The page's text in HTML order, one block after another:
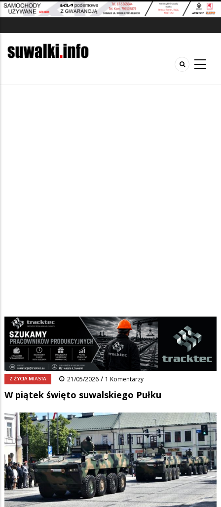
Ścieżka
nawigacyjna
Strona główna Wiadomości/Z życia miasta/
W piątek święto suwalskiego Pułku
FacebookPinterest Tumblr
0 Reddit Share
Z ŻYCIA MIASTA 21/05/2026 / 1 Komentarzy
W piątek święto suwalskiego Pułku